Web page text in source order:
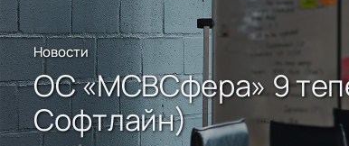
Новости
ОС «МСВСфера» 9
Софтлайн)